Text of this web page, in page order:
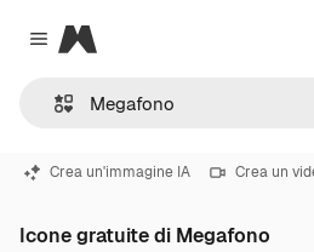
Close menu
Magnific
Crea un'immagine IA Crea un
Icone gratuite di Megafono